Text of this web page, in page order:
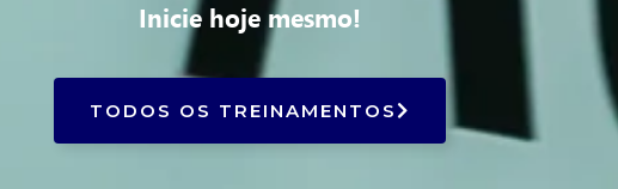
Inicie hoje mesmo!
TODOS OS TREINAMENTOS